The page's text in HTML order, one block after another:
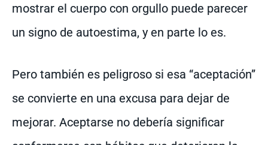
mostrar el cuerpo con orgullo puede parecer
un signo de autoestima, y en parte lo es.
Pero también es peligroso si esa “aceptación”
se convierte en una excusa para dejar de
mejorar. Aceptarse no debería significar